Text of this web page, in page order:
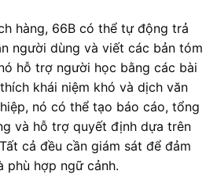
hàng, 66B có thể tự động trả
người dùng và viết các bản tóm
hỗ trợ người học bằng các bài
khái niệm khó và dịch văn
nó có thể tạo báo cáo, tổng
và hỗ trợ quyết định dựa trên
cả đều cần giám sát để đảm
phù hợp ngữ cảnh.